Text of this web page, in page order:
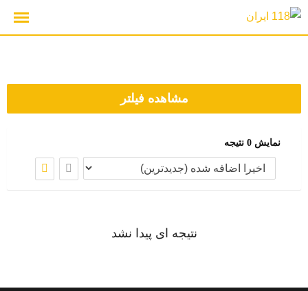
پرش
مشاهده فیلتر
نمایش 0 نتیجه
نتیجه ای پیدا نشد